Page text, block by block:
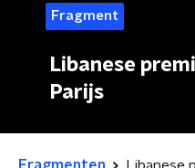
Fragment
Libanese
Parijs